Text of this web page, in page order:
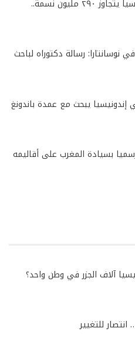
عدد سكان إندونيسيا يتجاوز ٢٩٠ مليون نسمة..
نوسانتارا: رسالة دكتوراه لباحث
إندونيسيا يبحث مع عمدة باندونغ
بسيادة المغرب على أقاليمه
آلاف الجزر في وطن واحد؟
للتغيير